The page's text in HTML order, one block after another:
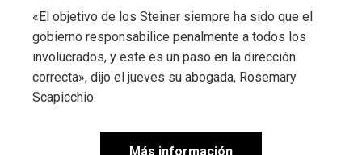
«El objetivo de los Steiner siempre ha sido que el
gobierno responsabilice penalmente a todos los
involucrados, y este es un paso en la dirección
correcta», dijo el jueves su abogada, Rosemary
Scapicchio.
Más información